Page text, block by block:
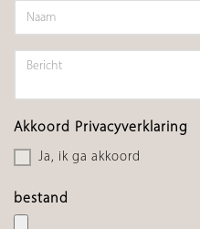
Akkoord Privacyverklaring
Ja, ik ga akkoord
bestand